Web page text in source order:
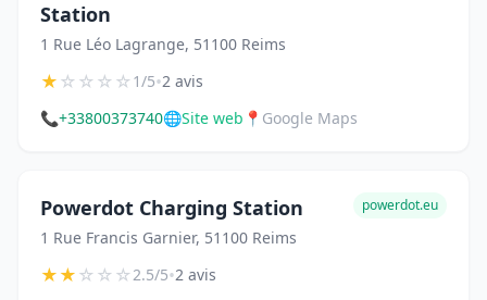
Station
1 Rue Léo Lagrange, 51100 Reims
★☆☆☆☆1/5•2 avis
📞+33800373740🌐Site web 📍 Google Maps
Powerdot Charging Station
1 Rue Francis Garnier, 51100 Reims
powerdot.eu
★★☆☆☆2.5/5•2 avis